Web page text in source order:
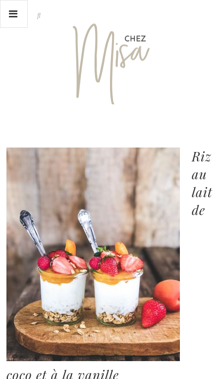
Riz
au
lait
de
coco et à la vanille